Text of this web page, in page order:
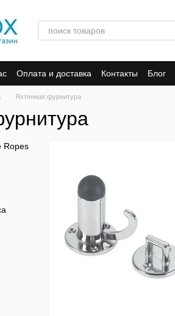
Оплата и доставка Контакты Блог
Яхтенная фурнитура
Ropes